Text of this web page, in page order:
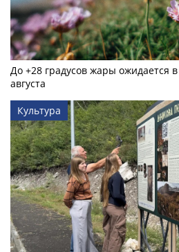
До +28 градусов жары ожидается
августа
Культура